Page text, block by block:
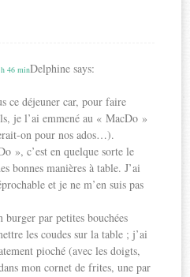
Delphine says:
46 min
ce déjeuner car, pour faire
je l’ai emmené au « MacDo »
on pour nos ados…).
», c’est en quelque sorte le
bonnes manières à table. J’ai
et je ne m’en suis pas
burger par petites bouchées
les coudes sur la table ; j’ai
pioché (avec les doigts,
mon cornet de frites, une par